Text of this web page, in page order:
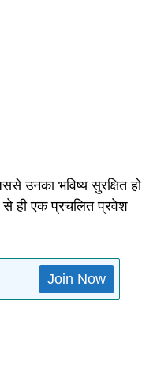
उनका भविष्य सुरक्षित हो
से ही एक प्रचलित प्रवेश
Join Now